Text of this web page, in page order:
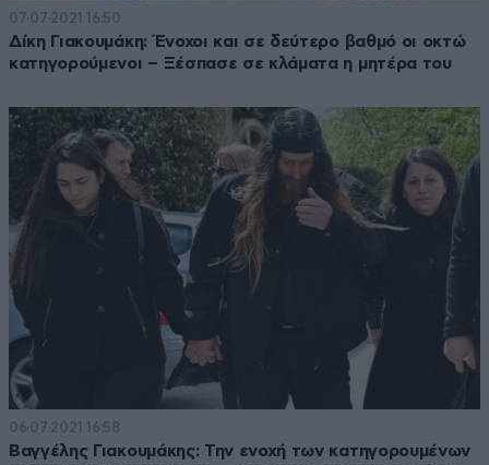
07·07·2021 16:50
Δίκη Γιακουμάκη: Ένοχοι και σε δεύτερο βαθμό οι οκτώ
κατηγορούμενοι – Ξέσπασε σε κλάματα η μητέρα του
06·07·2021 16:58
Βαγγέλης Γιακουμάκης: Την ενοχή των κατηγορουμένων